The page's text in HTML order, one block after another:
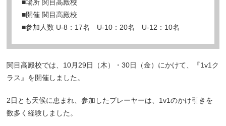
■場所 関目高殿校
■開催 関目高殿校
■参加人数 U-8：17名 U-10：20名 U-12：10名
関目高殿校では、10月29日（木）・30日（金）にかけて、『1v1ク
ラス』を開催しました。
2日とも天候に恵まれ、参加したプレーヤーは、1v1のかけ引きを
数多く経験しました。